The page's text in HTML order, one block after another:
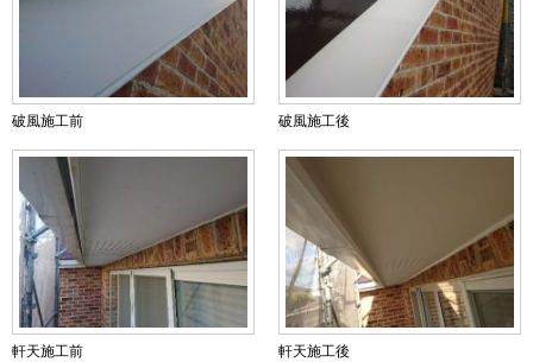
破風施工前 破風施工後
軒天施工前 軒天施工後